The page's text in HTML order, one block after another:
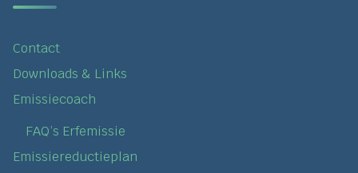
Contact
Downloads & Links
Emissiecoach
FAQ’s Erfemissie
Emissiereductieplan